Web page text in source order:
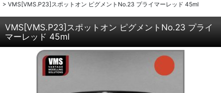
> VMS[VMS.P23]スポットオン ピグメントNo.23 プライマーレッド 45ml
VMS[VMS.P23]スポットオン ピグメントNo.23 プライ
マーレッド 45ml